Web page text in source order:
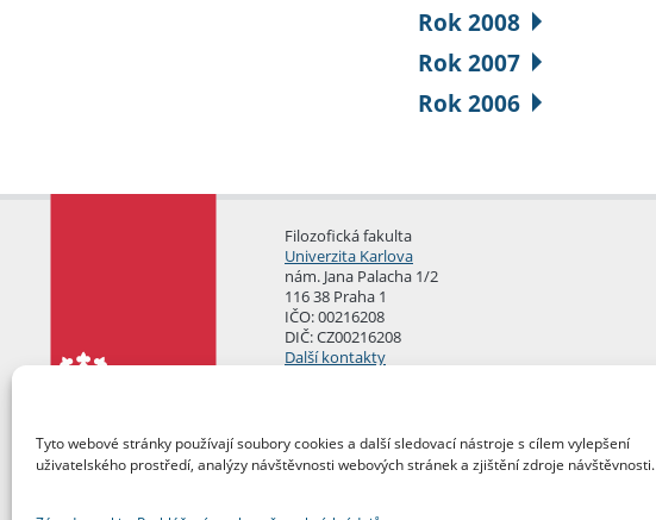
Tyto webové stránky používají soubory cookies a další sledovací nástroje s cílem vylepšení
uživatelského prostředí, analýzy návštěvnosti webových stránek a zjištění zdroje návštěvnosti.
Rok 2008
Rok 2007
Rok 2006
Filozofická fakulta
Univerzita Karlova
nám. Jana Palacha 1/2
116 38 Praha 1
IČO: 00216208
DIČ: CZ00216208
Další kontakty